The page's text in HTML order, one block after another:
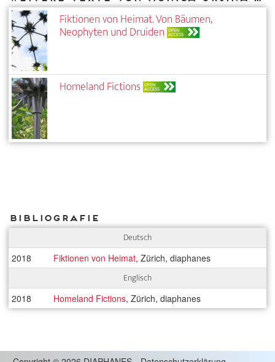
Fiktionen von Heimat. Von Bäumen,
Neophyten und Druiden OPEN
ACCESS
Homeland Fictions OPEN
ACCESS
Bibliografie
Deutsch
2018 Fiktionen von Heimat, Zürich, diaphanes
Englisch
2018 Homeland Fictions, Zürich, diaphanes